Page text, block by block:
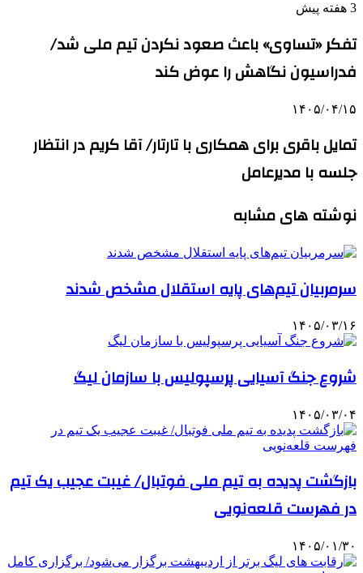
3 هفته پیش
تفکر «تساوی» باعث صعود نکردن تیم ملی شد/
فدراسیون نگاهش را عوض کند
۱۴۰۵/۰۴/۱۵
تمایل باقری برای همکاری با تارتار/ آقا کریم در انتظار
جلسه با مدیرعامل
نوشته های مشابه
سرمربیان تیم‌های پایه استقلال مشخص شدند
۱۴۰۵/۰۳/۱۶
شروع جنگ آسیایی پرسپولیس با سازمان لیگ
۱۴۰۵/۰۳/۰۴
بازگشت پدیده به تیم ملی فوتبال/ غیبت عجیب یک تیم
در فهرست قلعه‌نویی
۱۴۰۵/۰۱/۳۰